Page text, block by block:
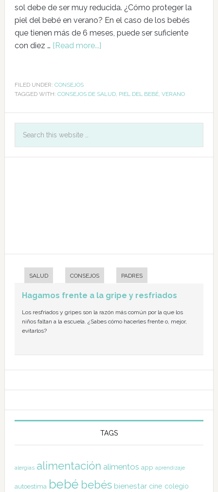
sol debe de ser muy reducida. ¿Cómo proteger la
piel del bebé en verano? En el caso de los bebés
que tienen más de 6 meses, puede ser suficiente
con diez … [Read more...]
FILED UNDER: CONSEJOS
TAGGED WITH: CONSEJOS DE SALUD, PIEL DEL BEBÉ, VERANO
SALUD CONSEJOS PADRES
Hagamos frente a la gripe y resfriados
Los resfriados y gripes son la razón más común por la que los
niños faltan a la escuela. ¿Sabes cómo hacerles frente o, mejor,
evitarlos?
TAGS
alergias alimentación alimentos app aprendizaje
autoestima bebé bebés bienestar cine colegio